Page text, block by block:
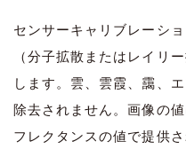
センサーキャリブレーシ
（分子拡散またはレイリ
します。雲、雲霞、靄、
除去されません。画像の
フレクタンスの値で提供さ